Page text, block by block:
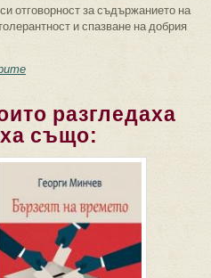
отговорност за съдържанието на
и спазване на добрия
разгледаха
също: